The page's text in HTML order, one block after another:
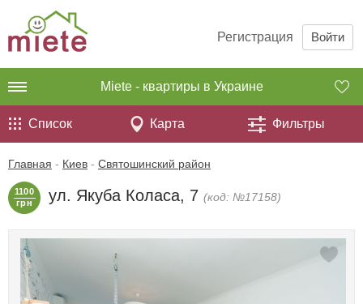
Регистрация Войти
Miete - квартиры в Украине
Список Карта Фильтры
Главная - Киев - Святошинский район
1100
грн
ул. Якуба Коласа, 7 (код: №17158)